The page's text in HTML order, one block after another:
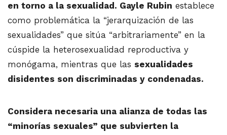
en torno a la sexualidad. Gayle Rubin establece
como problemática la “jerarquización de las
sexualidades” que sitúa “arbitrariamente” en la
cúspide la heterosexualidad reproductiva y
monógama, mientras que las sexualidades
disidentes son discriminadas y condenadas.
Considera necesaria una alianza de todas las
“minorías sexuales” que subvierten la